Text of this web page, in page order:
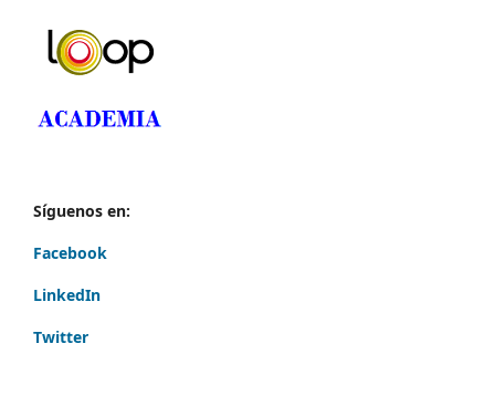
Síguenos en:
Facebook
LinkedIn
Twitter